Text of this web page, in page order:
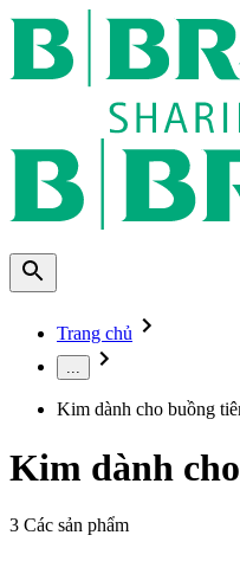
Trang chủ
...
Kim dành cho buồng
Kim dành
3 Các sản phẩm